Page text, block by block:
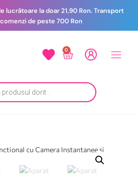
lucrătoare la doar 21,90 Ron. Transport
de peste 700 Ron
0